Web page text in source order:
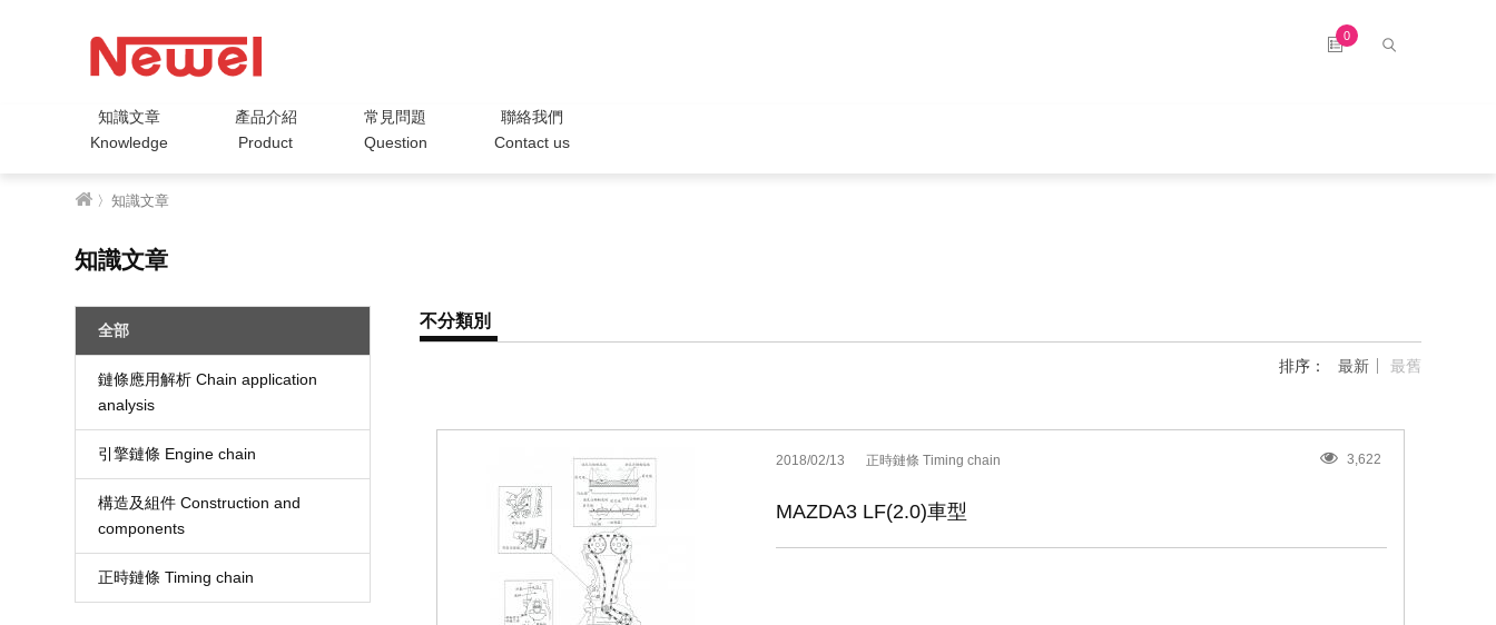
0
知識文章
Knowledge
產品介紹
Product
常見問題
Question
聯絡我們
Contact us
〉知識文章
知識文章
全部
鏈條應用解析 Chain application
analysis
引擎鏈條 Engine chain
構造及組件 Construction and
components
正時鏈條 Timing chain
不分類別
排序： 最新 最舊
2018/02/13 正時鏈條 Timing chain 3,622
MAZDA3 LF(2.0)車型